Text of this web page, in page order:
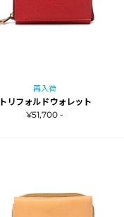
再入荷
トリフォルドウォレット
¥51,700 -